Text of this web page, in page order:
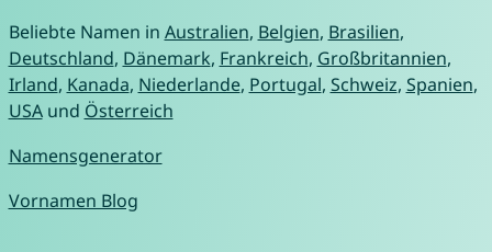
Beliebte Namen in Australien, Belgien, Brasilien,
Deutschland, Dänemark, Frankreich, Großbritannien,
Irland, Kanada, Niederlande, Portugal, Schweiz, Spanien,
USAund Österreich
Namensgenerator
Vornamen Blog